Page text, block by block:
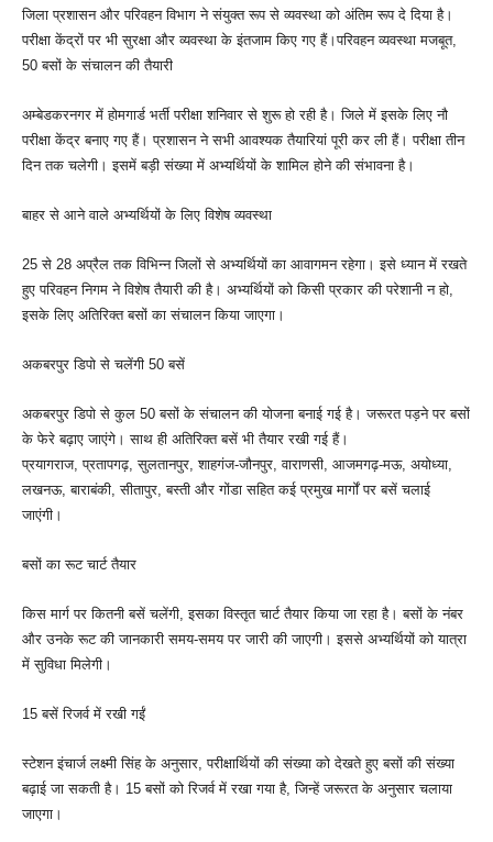
जिला प्रशासन और परिवहन विभाग ने संयुक्त रूप से व्यवस्था को अंतिम रूप दे दिया है।
परीक्षा केंद्रों पर भी सुरक्षा और व्यवस्था के इंतजाम किए गए हैं।परिवहन व्यवस्था मजबूत,
50 बसों के संचालन की तैयारी
अम्बेडकरनगर में होमगार्ड भर्ती परीक्षा शनिवार से शुरू हो रही है। जिले में इसके लिए नौ
परीक्षा केंद्र बनाए गए हैं। प्रशासन ने सभी आवश्यक तैयारियां पूरी कर ली हैं। परीक्षा तीन
दिन तक चलेगी। इसमें बड़ी संख्या में अभ्यर्थियों के शामिल होने की संभावना है।
बाहर से आने वाले अभ्यर्थियों के लिए विशेष व्यवस्था
25 से 28 अप्रैल तक विभिन्न जिलों से अभ्यर्थियों का आवागमन रहेगा। इसे ध्यान में रखते
हुए परिवहन निगम ने विशेष तैयारी की है। अभ्यर्थियों को किसी प्रकार की परेशानी न हो,
इसके लिए अतिरिक्त बसों का संचालन किया जाएगा।
अकबरपुर डिपो से चलेंगी 50 बसें
अकबरपुर डिपो से कुल 50 बसों के संचालन की योजना बनाई गई है। जरूरत पड़ने पर बसों
के फेरे बढ़ाए जाएंगे। साथ ही अतिरिक्त बसें भी तैयार रखी गई हैं।
प्रयागराज, प्रतापगढ़, सुलतानपुर, शाहगंज-जौनपुर, वाराणसी, आजमगढ़-मऊ, अयोध्या,
लखनऊ, बाराबंकी, सीतापुर, बस्ती और गोंडा सहित कई प्रमुख मार्गों पर बसें चलाई
जाएंगी।
बसों का रूट चार्ट तैयार
किस मार्ग पर कितनी बसें चलेंगी, इसका विस्तृत चार्ट तैयार किया जा रहा है। बसों के नंबर
और उनके रूट की जानकारी समय-समय पर जारी की जाएगी। इससे अभ्यर्थियों को यात्रा
में सुविधा मिलेगी।
15 बसें रिजर्व में रखी गईं
स्टेशन इंचार्ज लक्ष्मी सिंह के अनुसार, परीक्षार्थियों की संख्या को देखते हुए बसों की संख्या
बढ़ाई जा सकती है। 15 बसों को रिजर्व में रखा गया है, जिन्हें जरूरत के अनुसार चलाया
जाएगा।